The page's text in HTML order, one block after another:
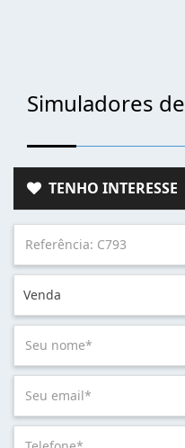
Simuladores de
TENHO INTERESSE
Venda